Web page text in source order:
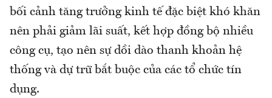
bối cảnh tăng trưởng kinh tế đặc biệt khó khăn
nên phải giảm lãi suất, kết hợp đồng bộ nhiều
công cụ, tạo nên sự dồi dào thanh khoản hệ
thống và dự trữ bắt buộc của các tổ chức tín
dụng.